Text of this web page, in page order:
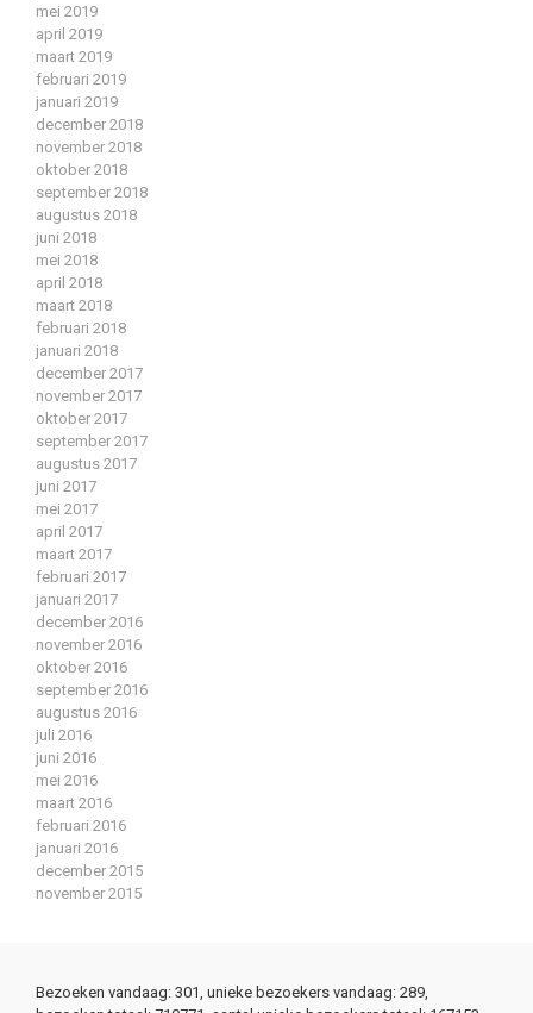
mei 2019
april 2019
maart 2019
februari 2019
januari 2019
december 2018
november 2018
oktober 2018
september 2018
augustus 2018
juni 2018
mei 2018
april 2018
maart 2018
februari 2018
januari 2018
december 2017
november 2017
oktober 2017
september 2017
augustus 2017
juni 2017
mei 2017
april 2017
maart 2017
februari 2017
januari 2017
december 2016
november 2016
oktober 2016
september 2016
augustus 2016
juli 2016
juni 2016
mei 2016
maart 2016
februari 2016
januari 2016
december 2015
november 2015
Bezoeken vandaag: 301, unieke bezoekers vandaag: 289,